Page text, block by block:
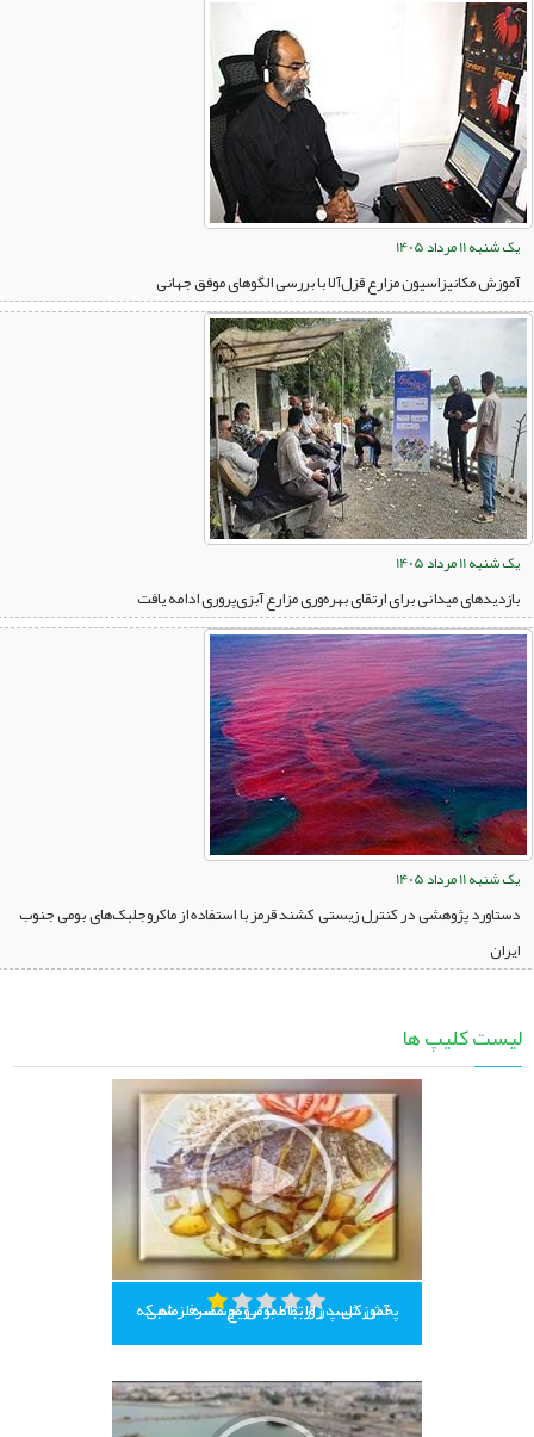
یک شنبه 11 مرداد 1405
آموزش مکانیزاسیون مزارع قزل‌آلا با بررسی الگوهای موفق جهانی
یک شنبه 11 مرداد 1405
بازدیدهای میدانی برای ارتقای بهره‌وری مزارع آبزی‌پروری ادامه یافت
یک شنبه 11 مرداد 1405
دستاورد پژوهشی در کنترل زیستی کشند قرمز با استفاده از ماکروجلبک‌های بومی جنوب
ایران
لیست کلیپ ها
پخش کلیپ روابط عمومی موسسه از شبکه آموزش، در ارتباط با ترویج مصرف ماهی